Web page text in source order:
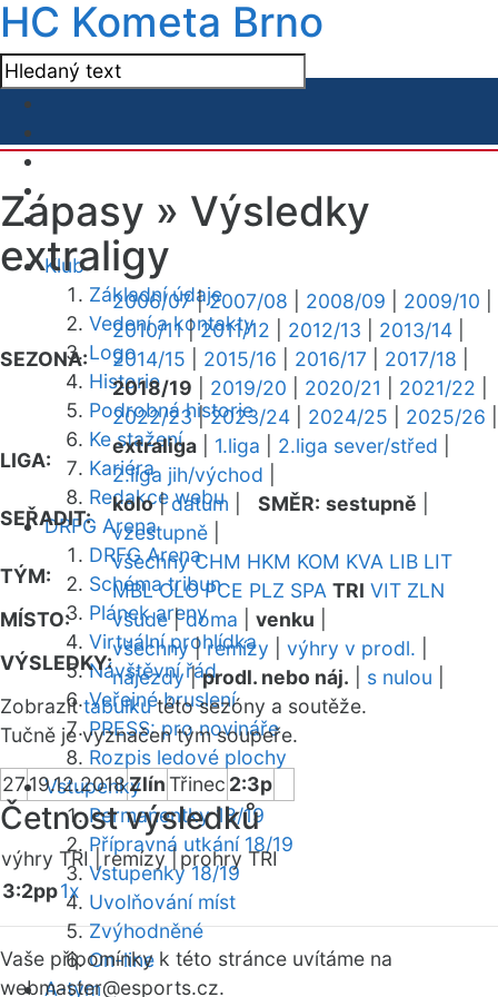
HC Kometa Brno
Klub
Základní údaje
Vedení a kontakty
Logo
Historie
Podrobná historie
Ke stažení
Kariéra
Redakce webu
DRFG Arena
DRFG Arena
Schéma tribun
Plánek areny
Virtuální prohlídka
Návštěvní řád
Veřejné bruslení
PRESS: pro novináře
Rozpis ledové plochy
Vstupenky
Permanentky 18/19
Přípravná utkání 18/19
Vstupenky 18/19
Uvolňování míst
Zvýhodněné
On-line
A-tým
Zápasy » Výsledky
extraligy
SEZONA:
2006/07|2007/08 2008/09 2009/10
2010/11|2011/12 2012/13 2013/14
2014/15
2015/16 2016/17 2017/18
2018/19
2019/20 2020/21 2021/22
2022/23|2023/24 2024/25 2025/26
LIGA:
extraliga 1.liga 2.liga sever/střed
2.liga jih/východ
SEŘADIT:
kolo|datum SMĚR: sestupně
vzestupně
TÝM:
všechny CHM HKM KOM KVA LIB LIT
MBL OLO PCE PLZ SPA TRI VIT ZLN
MÍSTO:
všude|doma venku
VÝSLEDKY:
všechny|remízy výhry v prodl.
nájezdy|prodl. nebo náj. s nulou
Zobrazittabulkutéto sezóny a soutěže.
Tučně je vyznačen tým soupeře.
2719.12.2018ZlínTřinec 2:3p
Četnost výsledků
výhry TRI | remízy |prohry TRI
3:2pp1x
Vaše připomínky k této stránce uvítáme na
webmaster@esports.cz.